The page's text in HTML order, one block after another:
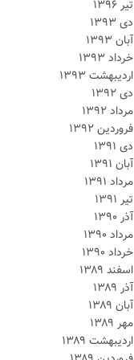
تیر ۱۳۹۶
دی ۱۳۹۳
آبان ۱۳۹۳
خرداد ۱۳۹۳
اردیبهشت ۱۳۹۳
دی ۱۳۹۲
مرداد ۱۳۹۲
فروردین ۱۳۹۲
دی ۱۳۹۱
آبان ۱۳۹۱
مرداد ۱۳۹۱
تیر ۱۳۹۱
آذر ۱۳۹۰
مرداد ۱۳۹۰
خرداد ۱۳۹۰
اسفند ۱۳۸۹
آذر ۱۳۸۹
آبان ۱۳۸۹
مهر ۱۳۸۹
اردیبهشت ۱۳۸۹